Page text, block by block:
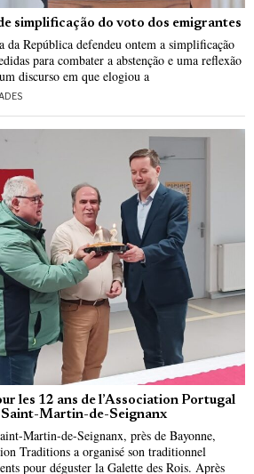
simplificação do voto dos emigrantes
da República defendeu ontem a simplificação
para combater a abstenção e uma reflexão
discurso em que elogiou a
les 12 ans de l’Association Portugal
Saint-Martin-de-Seignanx
Martin-de-Seignanx, près de Bayonne,
Traditions a organisé son traditionnel
pour déguster la Galette des Rois. Après